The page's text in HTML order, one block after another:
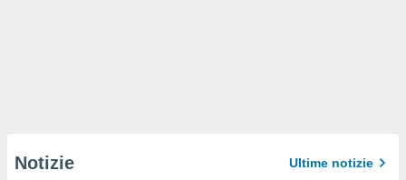
Notizie Ultime notizie